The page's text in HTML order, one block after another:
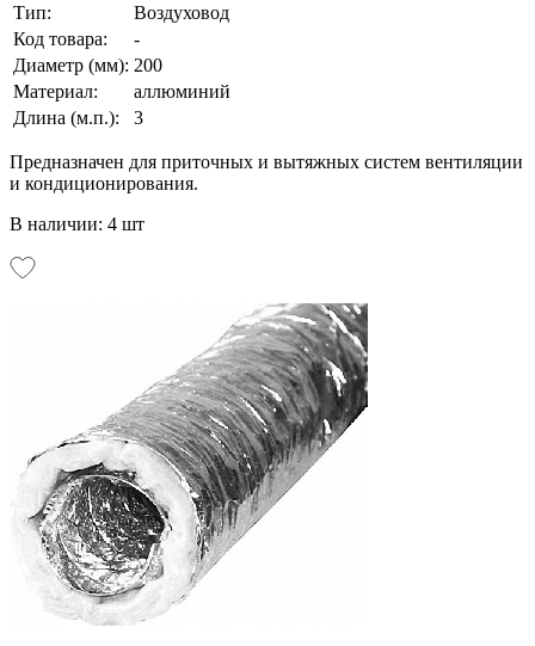
Тип:
Воздуховод
Код товара:
-
Диаметр (мм): 200
Материал:
аллюминий
Длина (м.п.):
3
Предназначен для приточных и вытяжных систем вентиляции
и кондиционирования.
В наличии: 4 шт